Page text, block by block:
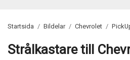
Startsida / Bildelar / Chevrolet /
Strålkastare till